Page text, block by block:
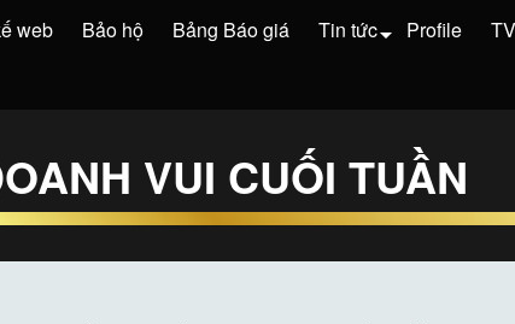
web Bảo hộ Bảng Báo giá Tin tức Profile
VUI CUỐI TUẦN